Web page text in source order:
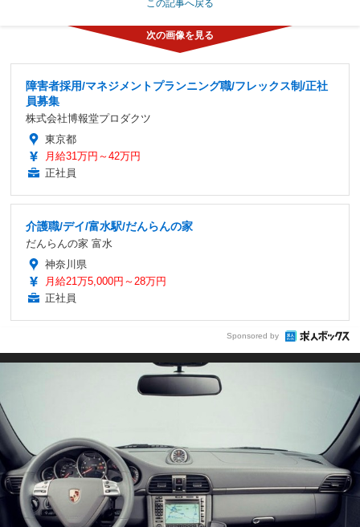
この記事へ戻る
障害者採用/マネジメントプランニング職/フレックス制/正社
員募集
株式会社博報堂プロダクツ
東京都
月給31万円～42万円
正社員
介護職/デイ/富水駅/だんらんの家
だんらんの家 富水
神奈川県
月給21万5,000円～28万円
正社員
Sponsored by